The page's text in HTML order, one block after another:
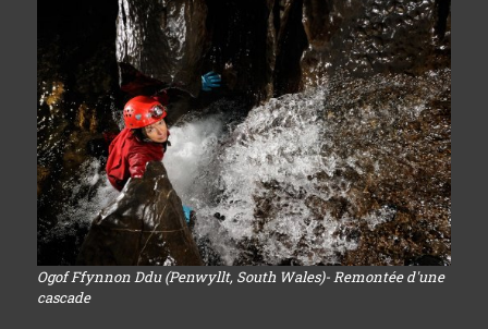
Ogof Ffynnon Ddu (Penwyllt, South Wales)- Remontée d'une
cascade